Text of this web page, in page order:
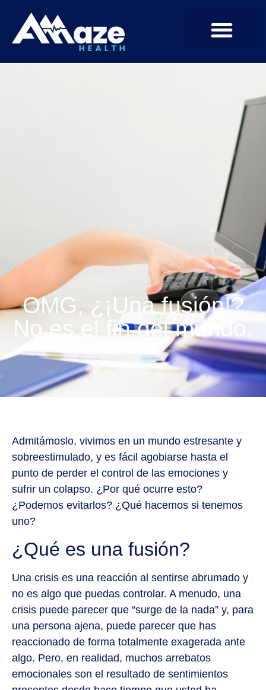
OMG, ¿¡Una fusión!?
No es el fin del mundo.
Admitámoslo, vivimos en un mundo estresante y
sobreestimulado, y es fácil agobiarse hasta el
punto de perder el control de las emociones y
sufrir un colapso. ¿Por qué ocurre esto?
¿Podemos evitarlos? ¿Qué hacemos si tenemos
uno?
¿Qué es una fusión?
Una crisis es una reacción al sentirse abrumado y
no es algo que puedas controlar. A menudo, una
crisis puede parecer que “surge de la nada” y, para
una persona ajena, puede parecer que has
reaccionado de forma totalmente exagerada ante
algo. Pero, en realidad, muchos arrebatos
emocionales son el resultado de sentimientos